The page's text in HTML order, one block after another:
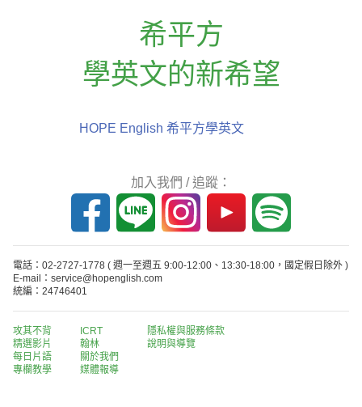
希平方
學英文的新希望
HOPE English 希平方學英文
加入我們 / 追蹤：
電話：02-2727-1778 ( 週一至週五 9:00-12:00、13:30-18:00，國定假日除外 )
E-mail：service@hopenglish.com
統編：24746401
攻其不背
精選影片
每日片語
專欄教學
ICRT
翰林
關於我們
媒體報導
隱私權與服務條款
說明與導覽